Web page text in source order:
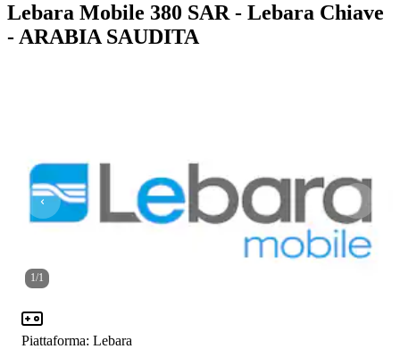
Lebara Mobile 380 SAR - Lebara Chiave
- ARABIA SAUDITA
1/1
Piattaforma: Lebara